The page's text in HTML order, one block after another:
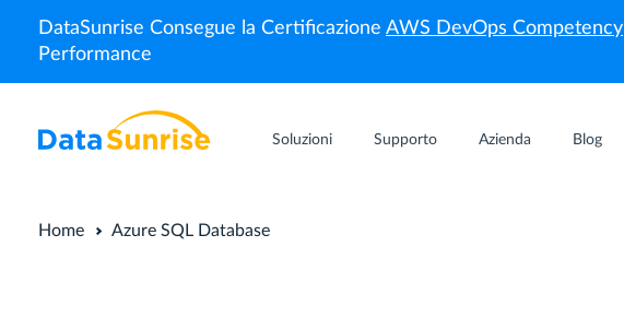
DataSunrise Consegue la Certificazione AWS DevOps Competency
Performance
Soluzioni Supporto Azienda Blog
Home Azure SQL Database